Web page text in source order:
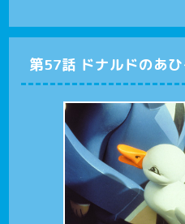
第57話 ドナルドのあひ